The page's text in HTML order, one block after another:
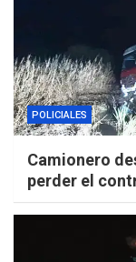
POLICIALES
Camionero
perder el